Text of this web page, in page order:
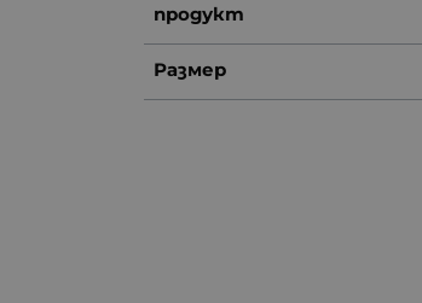
продукт
Размер